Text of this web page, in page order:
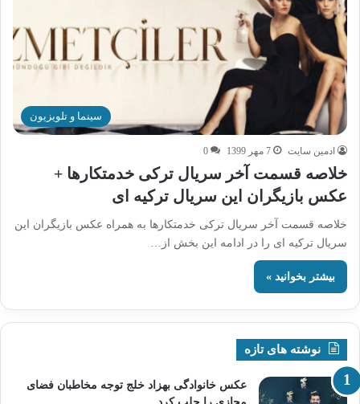
سینما و تلویزیون
ادمین سایت 7 مهر 1399 0
خلاصه قسمت آخر سریال ترکی خدمتکارها +
عکس بازیگران این سریال ترکیه ای
خلاصه قسمت آخر سریال ترکی خدمتکارها به همراه عکس بازیگران این
سریال ترکیه ای را در ادامه این بخش از…
بیشتر بخوانید »
نوشته های تازه
عکس خانوادگی بهزاد خلج توجه مخاطبان فضای